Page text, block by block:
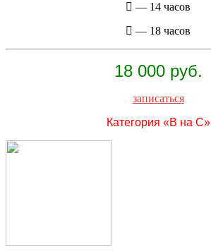
— 14 часов
— 18 часов
18 000 руб.
записаться
Категория «В на C»